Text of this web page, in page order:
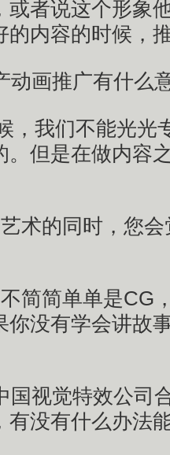
或者说这个形象
的内容的时候，
动画推广有什么
，我们不能光光
。但是在做内容
术的同时，您
简简单单是CG
你没有学会讲故
国视觉特效公司
有没有什么办法